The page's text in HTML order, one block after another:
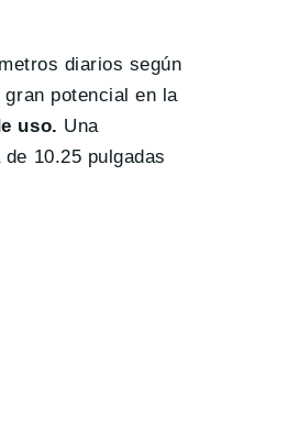
diarios según
potencial en la
uso. Una
10.25 pulgadas